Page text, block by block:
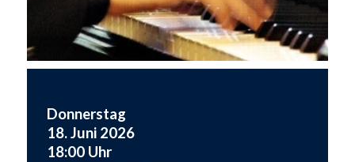
Donnerstag
18. Juni 2026
18:00 Uhr